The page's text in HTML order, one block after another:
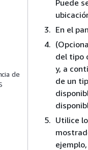
de
Puede
En el
del tipo
y, a
de un
Utilice